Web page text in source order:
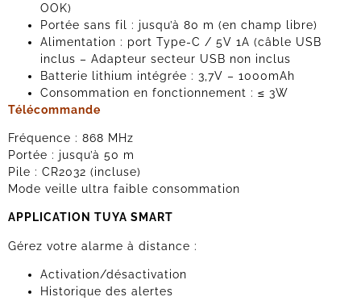
OOK)
Portée sans fil : jusqu’à 80 m (en champ libre)
Alimentation : port Type-C / 5V 1A (câble USB
inclus – Adapteur secteur USB non inclus
Batterie lithium intégrée : 3,7V – 1000mAh
Consommation en fonctionnement : ≤ 3W
Télécommande
Fréquence : 868 MHz
Portée : jusqu’à 50 m
Pile : CR2032 (incluse)
Mode veille ultra faible consommation
APPLICATION TUYA SMART
Gérez votre alarme à distance :
Activation/désactivation
Historique des alertes